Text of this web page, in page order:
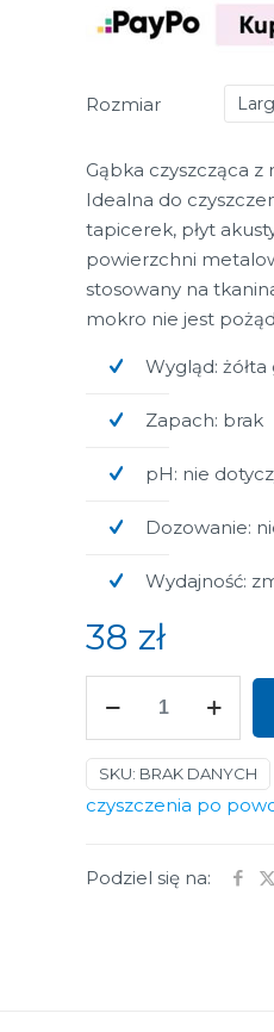
Rozmiar
Gąbka czyszcząca
Idealna do
tapicerek, płyt
powierzchni
stosowany na
mokro nie jest
Wygląd:
Zapach: brak
pH: nie
Dozowanie:
Wydajność:
38 zł
Chemical
SKU: BRAK DANYCH
czyszczenia po
Podziel się na: